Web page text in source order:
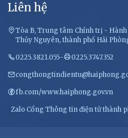
Liên hệ
Tòa B, Trung tâm Chính trị -
Thủy Nguyên, thành phố Hải
0225.3821.055- 0225.3747.352
fb.com/www.haiphong.gov.vn
Zalo Cổng Thông tin điện tử thành